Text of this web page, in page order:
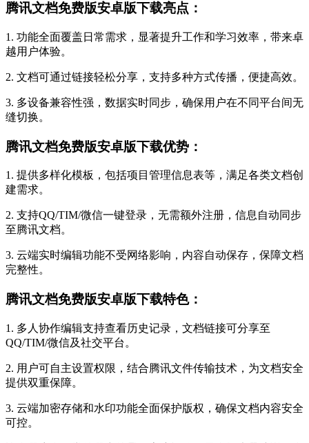
腾讯文档免费版安卓版下载亮点：
1. 功能全面覆盖日常需求，显著提升工作和学习效率，带来卓
越用户体验。
2. 文档可通过链接轻松分享，支持多种方式传播，便捷高效。
3. 多设备兼容性强，数据实时同步，确保用户在不同平台间无
缝切换。
腾讯文档免费版安卓版下载优势：
1. 提供多样化模板，包括项目管理信息表等，满足各类文档创
建需求。
2. 支持QQ/TIM/微信一键登录，无需额外注册，信息自动同步
至腾讯文档。
3. 云端实时编辑功能不受网络影响，内容自动保存，保障文档
完整性。
腾讯文档免费版安卓版下载特色：
1. 多人协作编辑支持查看历史记录，文档链接可分享至
QQ/TIM/微信及社交平台。
2. 用户可自主设置权限，结合腾讯文件传输技术，为文档安全
提供双重保障。
3. 云端加密存储和水印功能全面保护版权，确保文档内容安全
可控。